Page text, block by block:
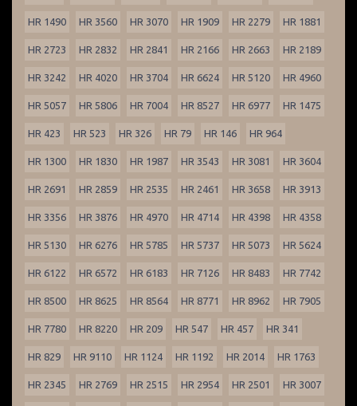
HR 1490 HR 3560 HR 3070 HR 1909 HR 2279 HR 1881
HR 2723 HR 2832 HR 2841 HR 2166 HR 2663 HR 2189
HR 3242 HR 4020 HR 3704 HR 6624 HR 5120 HR 4960
HR 5057 HR 5806 HR 7004 HR 8527 HR 6977 HR 1475
HR 423 HR 523 HR 326 HR 79 HR 146 HR 964
HR 1300 HR 1830 HR 1987 HR 3543 HR 3081 HR 3604
HR 2691 HR 2859 HR 2535 HR 2461 HR 3658 HR 3913
HR 3356 HR 3876 HR 4970 HR 4714 HR 4398 HR 4358
HR 5130 HR 6276 HR 5785 HR 5737 HR 5073 HR 5624
HR 6122 HR 6572 HR 6183 HR 7126 HR 8483 HR 7742
HR 8500 HR 8625 HR 8564 HR 8771 HR 8962 HR 7905
HR 7780 HR 8220 HR 209 HR 547 HR 457 HR 341
HR 829 HR 9110 HR 1124 HR 1192 HR 2014 HR 1763
HR 2345 HR 2769 HR 2515 HR 2954 HR 2501 HR 3007